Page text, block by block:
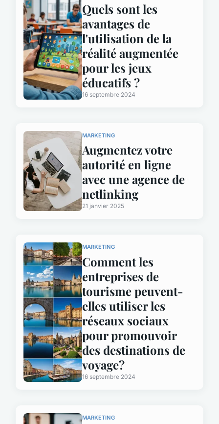
Quels sont les
avantages de
l'utilisation de la
réalité augmentée
pour les jeux
éducatifs ?
16 septembre 2024
MARKETING
Augmentez votre
autorité en ligne
avec une agence de
netlinking
21 janvier 2025
MARKETING
Comment les
entreprises de
tourisme peuvent-
elles utiliser les
réseaux sociaux
pour promouvoir
des destinations de
voyage?
16 septembre 2024
MARKETING